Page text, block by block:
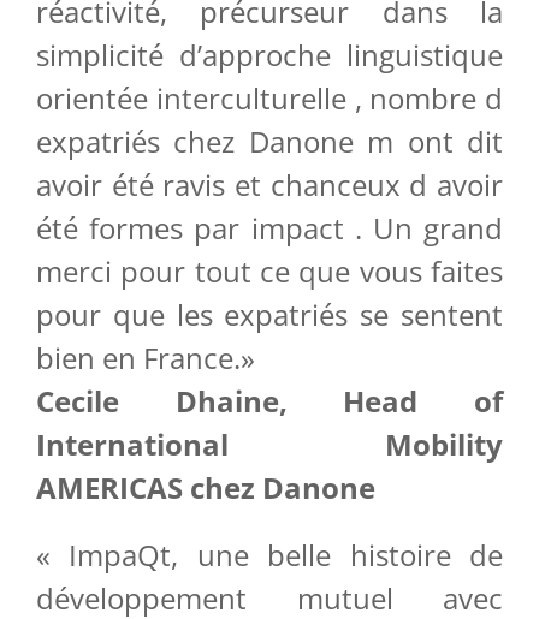
réactivité, précurseur dans la
simplicité d’approche linguistique
orientée interculturelle , nombre d
expatriés chez Danone m ont dit
avoir été ravis et chanceux d avoir
été formes par impact . Un grand
merci pour tout ce que vous faites
pour que les expatriés se sentent
bien en France.»
Cecile Dhaine, Head of
International Mobility
AMERICAS chez Danone
« ImpaQt, une belle histoire de
développement mutuel avec